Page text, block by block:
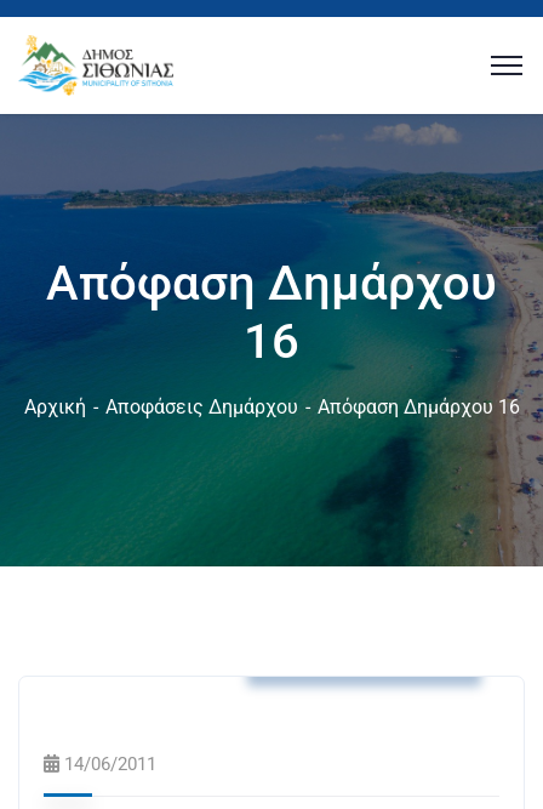
Απόφαση Δημάρχου
16
Αρχική Αποφάσεις Δημάρχου Απόφαση Δημάρχου 16
14/06/2011